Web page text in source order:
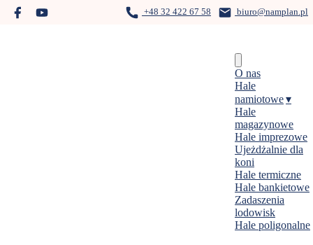
Skip
+48 32 422 67 58 biuro@namplan.pl
O nas
Hale
namiotowe
Hale
magazynowe
Hale imprezowe
Ujeżdżalnie dla
koni
Hale termiczne
Hale bankietowe
Zadaszenia
lodowisk
Hale poligonalne